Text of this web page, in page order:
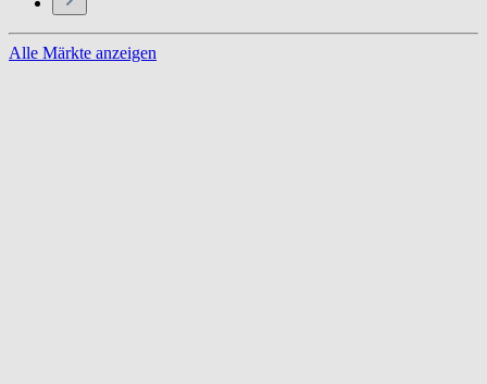
Alle Märkte anzeigen